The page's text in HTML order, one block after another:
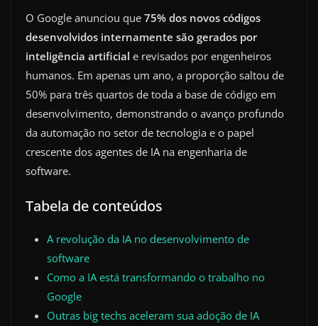
O Google anunciou que 75% dos novos códigos
desenvolvidos internamente são gerados por
inteligência artificial e revisados por engenheiros
humanos. Em apenas um ano, a proporção saltou de
50% para três quartos de toda a base de código em
desenvolvimento, demonstrando o avanço profundo
da automação no setor de tecnologia e o papel
crescente dos agentes de IA na engenharia de
software.
Tabela de conteúdos
A revolução da IA no desenvolvimento de
software
Como a IA está transformando o trabalho no
Google
Outras big techs aceleram sua adoção de IA